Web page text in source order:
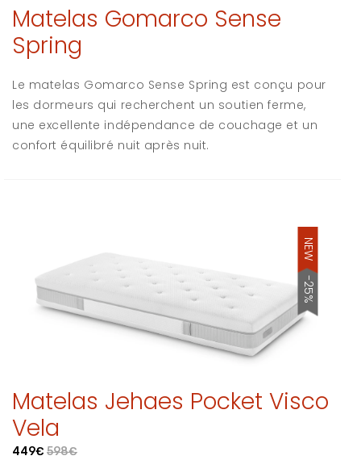
Matelas Gomarco Sense
Spring
Le matelas Gomarco Sense Spring est conçu pour
les dormeurs qui recherchent un soutien ferme,
une excellente indépendance de couchage et un
confort équilibré nuit après nuit.
NEW
-25%
Matelas Jehaes Pocket Visco
Vela
449€ 598€